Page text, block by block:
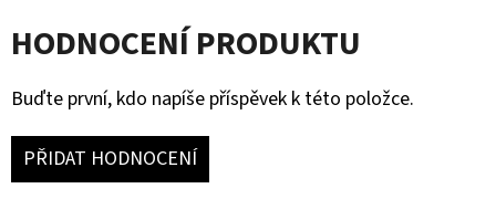
HODNOCENÍ PRODUKTU
Buďte první, kdo napíše příspěvek k této položce.
PŘIDAT HODNOCENÍ